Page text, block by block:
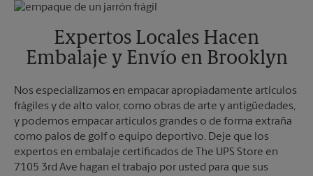
Lunes
6:00 PM
Expertos Locales Hacen
Embalaje y Envío en Brooklyn
Nos especializamos en empacar apropiadamente artículos
frágiles y de alto valor, como obras de arte y antigüedades,
y podemos empacar artículos grandes o de forma extraña
como palos de golf o equipo deportivo. Deje que los
expertos en embalaje certificados de The UPS Store en
7105 3rd Ave hagan el trabajo por usted para que sus